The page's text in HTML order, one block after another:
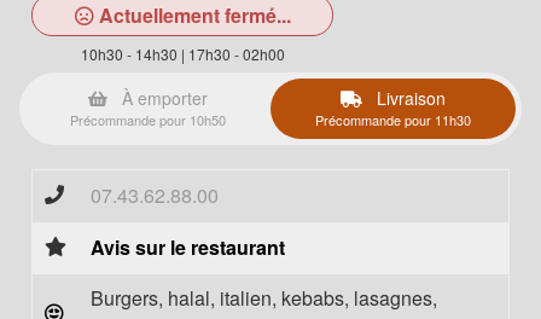
Actuellement fermé...
10h30 - 14h30 | 17h30 - 02h00
À emporter
Précommande pour 10h50
Livraison
Précommande pour 11h30
07.43.62.88.00
Avis sur le restaurant
Burgers, halal, italien, kebabs, lasagnes,